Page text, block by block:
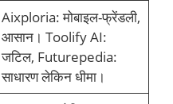
Aixploria: मोबाइल-फ्रेंडली,
आसान। Toolify AI:
जटिल, Futurepedia:
साधारण लेकिन धीमा।